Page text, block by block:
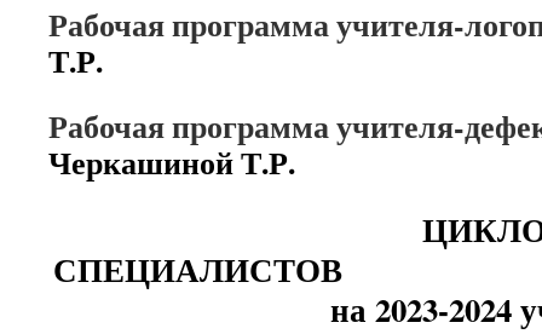
Рабочая программа учителя-
Т.Р.
Рабочая программа учителя-
Черкашиной Т.Р.
на 2023-2024